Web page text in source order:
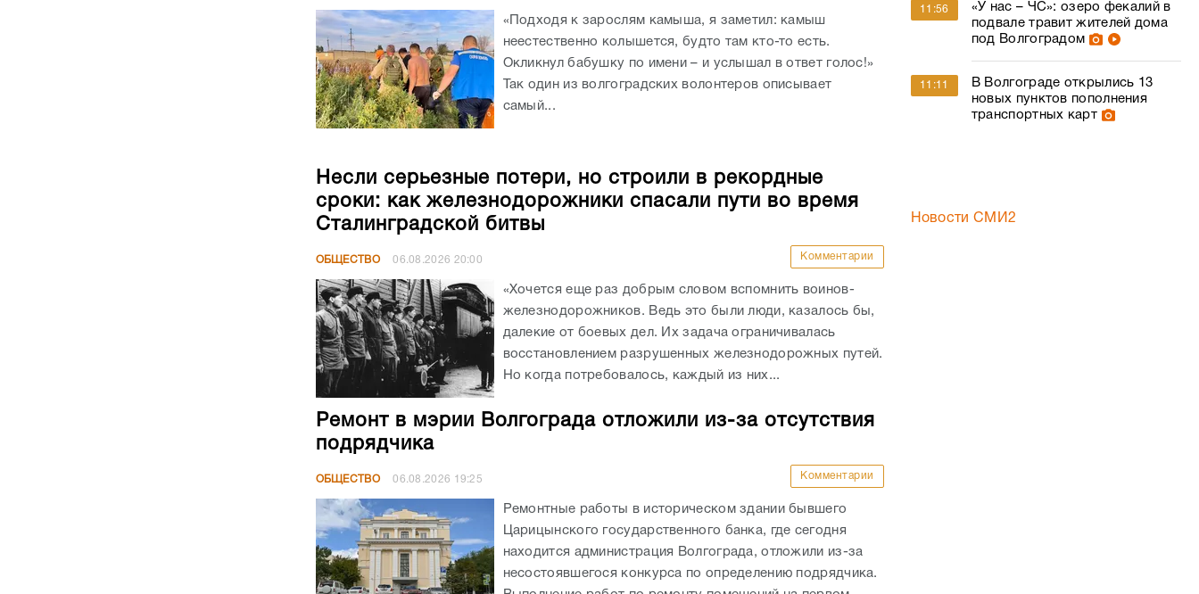
«Подходя к зарослям камыша, я заметил: камыш
неестественно колышется, будто там кто-то есть.
Окликнул бабушку по имени – и услышал в ответ голос!»
Так один из волгоградских волонтеров описывает
самый...
Несли серьезные потери, но строили в рекордные
сроки: как железнодорожники спасали пути во время
Сталинградской битвы
ОБЩЕСТВО 06.08.2026 20:00 Комментарии
«Хочется еще раз добрым словом вспомнить воинов-
железнодорожников. Ведь это были люди, казалось бы,
далекие от боевых дел. Их задача ограничивалась
восстановлением разрушенных железнодорожных путей.
Но когда потребовалось, каждый из них...
Ремонт в мэрии Волгограда отложили из-за отсутствия
подрядчика
ОБЩЕСТВО 06.08.2026 19:25 Комментарии
Ремонтные работы в историческом здании бывшего
Царицынского государственного банка, где сегодня
находится администрация Волгограда, отложили из-за
несостоявшегося конкурса по определению подрядчика.
11:56
«У нас – ЧС»: озеро фекалий в
подвале травит жителей дома
под Волгоградом
11:11
В Волгограде открылись 13
новых пунктов пополнения
транспортных карт
Новости СМИ2